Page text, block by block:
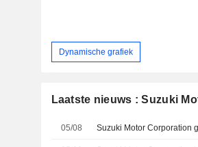
Dynamische grafiek
Laatste nieuws : Suzuki
05/08